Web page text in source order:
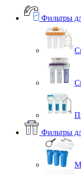
Фильтры
Фильтры